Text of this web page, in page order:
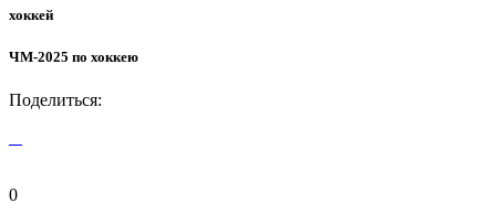
хоккей
ЧМ-2025 по хоккею
Поделиться:
0